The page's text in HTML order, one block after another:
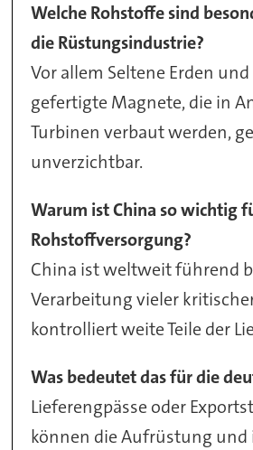
Welche Rohstoffe sind
die Rüstungsindustrie?
Vor allem Seltene Erden
gefertigte Magnete, die in
Turbinen verbaut werden,
unverzichtbar.
Warum ist China so wichtig
Rohstoffversorgung?
China ist weltweit führend
Verarbeitung vieler
kontrolliert weite Teile der
Was bedeutet das für die
Lieferengpässe oder
können die Aufrüstung